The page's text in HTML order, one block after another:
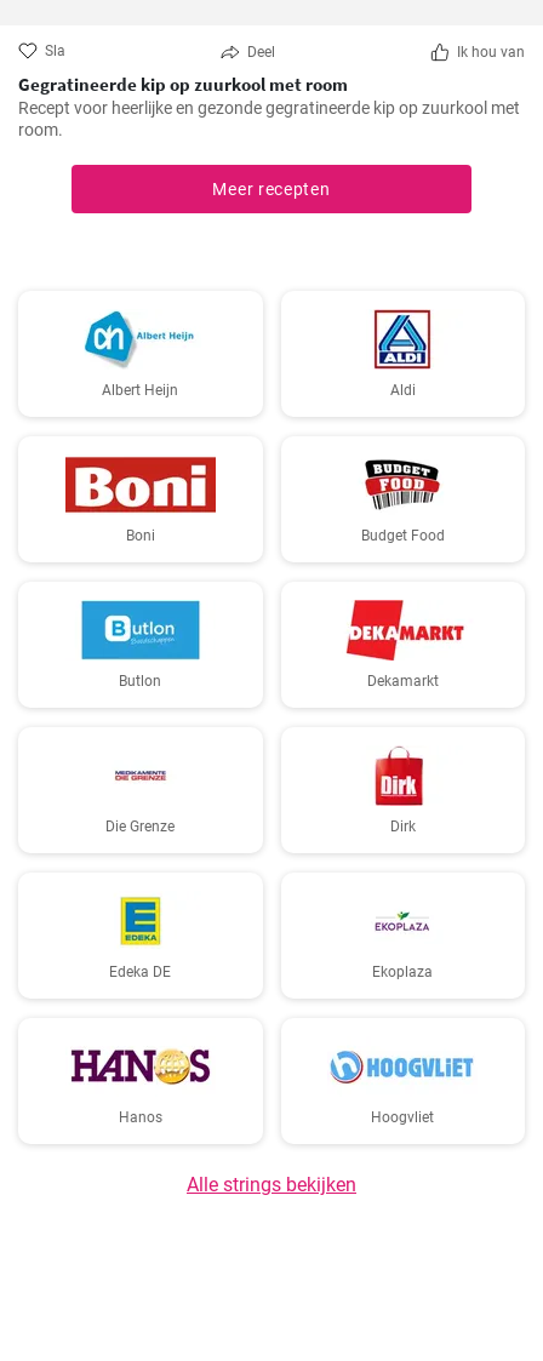
Sla Deel Ik hou van
Gegratineerde kip op zuurkool met room
Recept voor heerlijke en gezonde gegratineerde kip op zuurkool met
room.
Meer recepten
Albert Heijn Aldi
Boni Budget Food
Butlon Dekamarkt
Die Grenze Dirk
Edeka DE Ekoplaza
Hanos Hoogvliet
Alle strings bekijken